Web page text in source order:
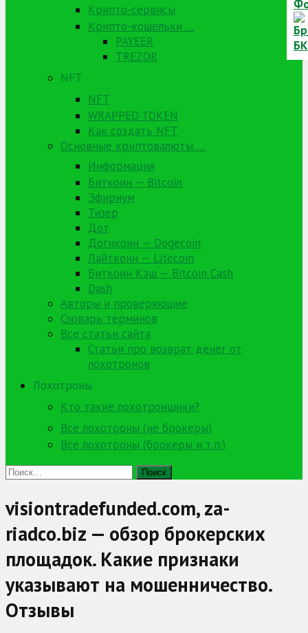
Крипто-сервисы
Крипто-кошельки …
PAYEER
TREZOR
NFT
NFT
WRAPPED TOKEN
Как создать NFT
Основные криптовалюты …
Информация
Биткоин — Bitcoin
Эфириум
Тизер
Дот
Догикоин — Dogecoin
Лайткоин — Litecoin
Биткоин Кэш — Bitcoin Cash
Dash
Авторы и проверяющие
Словарь терминов
Все статьи сайта
Статьи про возврат денег от
лохотронов
Лохотроны
Кто такие лохотронщики?
Все лохотроны (не брокеры)
Все лохотроны (брокеры и т.п.)
Найти:
visiontradefunded.com, za-
riadco.biz — обзор брокерских
площадок. Какие признаки
указывают на мошенничество.
Отзывы